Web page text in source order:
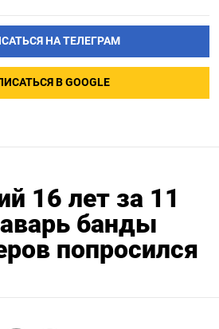
НА ТЕЛЕГРАМ
В GOOGLE
16 лет за 11
банды
попросился